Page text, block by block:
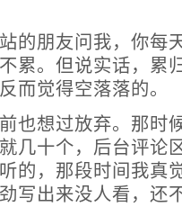
的朋友问我，你每
累。但说实话，累
而觉得空落落的。
也想过放弃。那时
几十个，后台评论
的，那段时间我真
写出来没人看，还